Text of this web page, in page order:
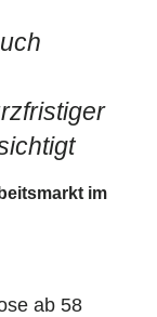
im
ab 58